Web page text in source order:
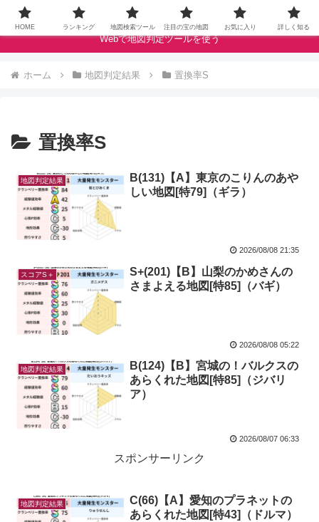
ドラクエウォークの宝の地図をクランベリースコアで評価します
Webで地図判定ツールを使う
ホーム 地図判定結果 置換率S
置換率S
地図判定結果
B(131)【A】東京のこりんのあや
しい地図[特79]（ギラ）
2026/08/08 21:35
スコアS＋
S+(201)【B】山梨のかめさんの
さまよえる地図[特85]（バギ）
2026/08/08 05:22
地図判定結果
B(124)【B】宮城の！バルクスの
あらくれた地図[特85]（ジバリ
ア）
2026/08/07 06:33
スポンサーリンク
地図判定結果
C(66)【A】愛知のプラネットの
あらくれた地図[特43]（ドルマ）
HOME ランキング 地図検索ツール 注目の宝の地図 お気に入り 詳しく知る